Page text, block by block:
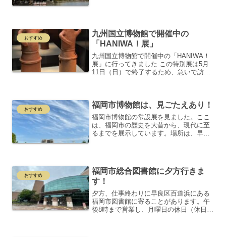
キロのランニングコース...
おすすめ
九州国立博物館で開催中の
「HANIWA！展」
九州国立博物館で開催中の「HANIWA！
展」に行ってきました この特別展は5月
11日（日）で終了するため、急いで訪
埴輪の印象と歴史幼...
おすすめ 福岡市博物館は、見ごたえあり！
福岡市博物館の常設展を見ました。ここ
は、福岡市の歴史を大昔から、現代に至
るまでを展示しています。場所は、早良
れは、黄金の漢委奴国...
おすすめ
福岡市総合図書館に夕方行きま
す！
夕方、仕事終わりに早良区百道浜にある
福岡市図書館に寄ることがあります。午
後8時まで営業し、月曜日の休日（休日の